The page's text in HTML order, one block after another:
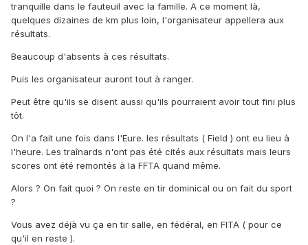
tranquille dans le fauteuil avec la famille. A ce moment là,
quelques dizaines de km plus loin, l'organisateur appellera aux
résultats.
Beaucoup d'absents à ces résultats.
Puis les organisateur auront tout à ranger.
Peut être qu'ils se disent aussi qu'ils pourraient avoir tout fini plus
tôt.
On l'a fait une fois dans l'Eure. les résultats ( Field ) ont eu lieu à
l'heure. Les traînards n'ont pas été cités aux résultats mais leurs
scores ont été remontés à la FFTA quand même.
Alors ? On fait quoi ? On reste en tir dominical ou on fait du sport
?
Vous avez déjà vu ça en tir salle, en fédéral, en FITA ( pour ce
qu'il en reste ).